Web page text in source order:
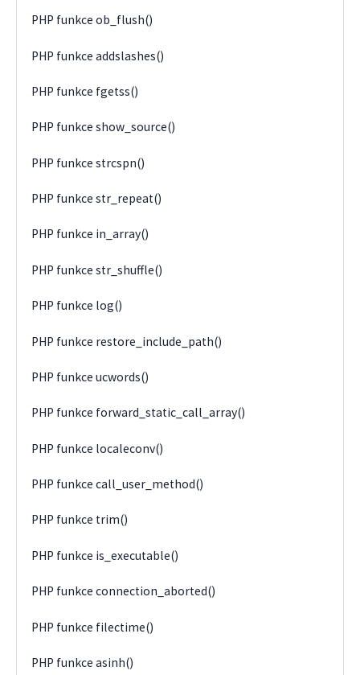
PHP funkce ob_flush()
PHP funkce addslashes()
PHP funkce fgetss()
PHP funkce show_source()
PHP funkce strcspn()
PHP funkce str_repeat()
PHP funkce in_array()
PHP funkce str_shuffle()
PHP funkce log()
PHP funkce restore_include_path()
PHP funkce ucwords()
PHP funkce forward_static_call_array()
PHP funkce localeconv()
PHP funkce call_user_method()
PHP funkce trim()
PHP funkce is_executable()
PHP funkce connection_aborted()
PHP funkce filectime()
PHP funkce asinh()